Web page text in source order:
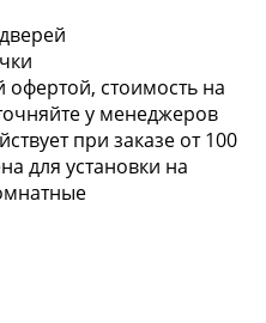
офертой, стоимость на
у менеджеров
при заказе от 100
для установки на